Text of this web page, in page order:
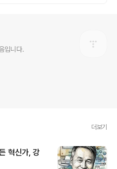
입니다.
더보기
혁신가, 강